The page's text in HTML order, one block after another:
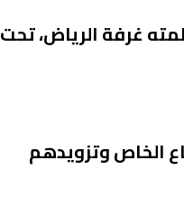
غرفة الرياض، تحت
الخاص وتزويدهم